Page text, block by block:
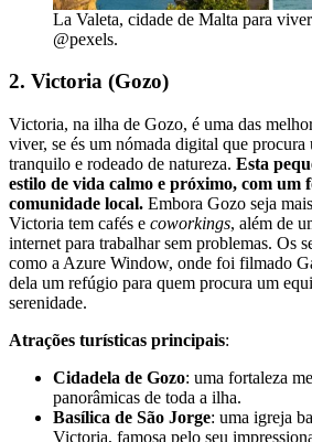
La Valeta, cidade de Malta para
@pexels.
2. Victoria (Gozo)
Victoria, na ilha de Gozo, é uma das
viver, se és um nómada digital que procura
tranquilo e rodeado de natureza. Esta
estilo de vida calmo e próximo, com um
comunidade local. Embora Gozo seja
Victoria tem cafés e coworkings, além de
internet para trabalhar sem problemas. Os
como a Azure Window, onde foi filmado
dela um refúgio para quem procura um
serenidade.
Atrações turísticas principais:
Cidadela de Gozo: uma fortaleza
panorâmicas de toda a ilha.
Basílica de São Jorge: uma igreja
Victoria, famosa pelo seu